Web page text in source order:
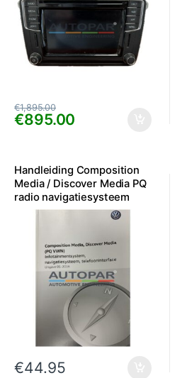
€895.00
€1,895.00
Handleiding Composition
Media / Discover Media PQ
radio navigatiesysteem
€44.95